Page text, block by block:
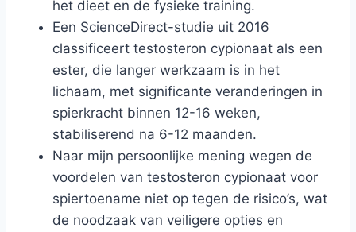
het dieet en de fysieke training.
Een ScienceDirect-studie uit 2016
classificeert testosteron cypionaat als een
ester, die langer werkzaam is in het
lichaam, met significante veranderingen in
spierkracht binnen 12-16 weken,
stabiliserend na 6-12 maanden.
Naar mijn persoonlijke mening wegen de
voordelen van testosteron cypionaat voor
spiertoename niet op tegen de risico’s, wat
de noodzaak van veiligere opties en